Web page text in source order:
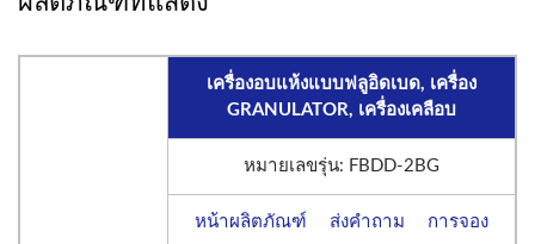
เครื่องอบแห้งแบบฟลูอิดเบด, เครื่อง
GRANULATOR, เครื่องเคลือบ
หมายเลขรุ่น: FBDD-2BG
หน้าผลิตภัณฑ์ ส่งคำถาม การจอง